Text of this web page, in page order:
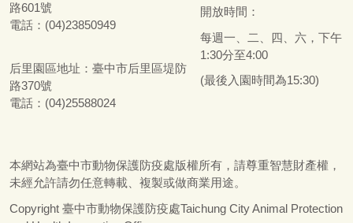
路601號
電話：(04)23850949
后里園區地址： 臺中市后里區堤防
路370號
電話：(04)25588024
開放時間：
每週一、二、四、六，下午
1:30分至4:00
(最後入園時間為15:30)
本網站為臺中市動物保護防疫處版權所有，請尊重智慧財產權，
未經允許請勿任意轉載、複製或做商業用途。
Copyright 臺中市動物保護防疫處Taichung City Animal Protection